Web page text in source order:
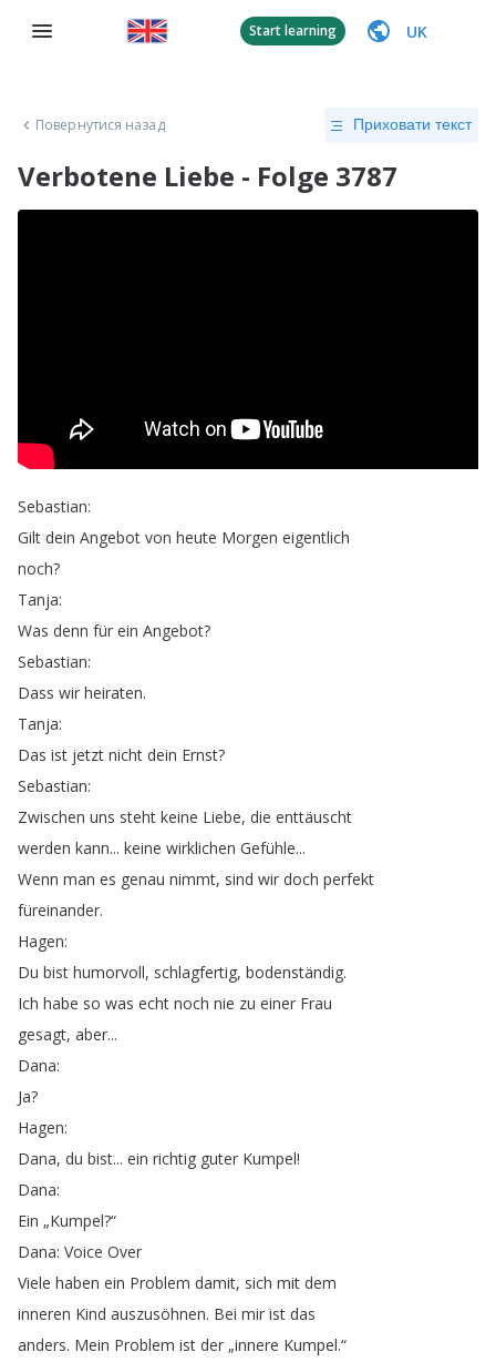
Start learning UK
Повернутися назад Приховати текст
Verbotene Liebe - Folge 3787
Sebastian:
Gilt dein Angebot von heute Morgen eigentlich
noch?
Tanja:
Was denn für ein Angebot?
Sebastian:
Dass wir heiraten.
Tanja:
Das ist jetzt nicht dein Ernst?
Sebastian:
Zwischen uns steht keine Liebe, die enttäuscht
werden kann... keine wirklichen Gefühle...
Wenn man es genau nimmt, sind wir doch perfekt
füreinander.
Hagen:
Du bist humorvoll, schlagfertig, bodenständig.
Ich habe so was echt noch nie zu einer Frau
gesagt, aber...
Dana:
Ja?
Hagen:
Dana, du bist... ein richtig guter Kumpel!
Dana:
Ein „Kumpel?“
Dana: Voice Over
Viele haben ein Problem damit, sich mit dem
inneren Kind auszusöhnen. Bei mir ist das
anders. Mein Problem ist der „innere Kumpel.“